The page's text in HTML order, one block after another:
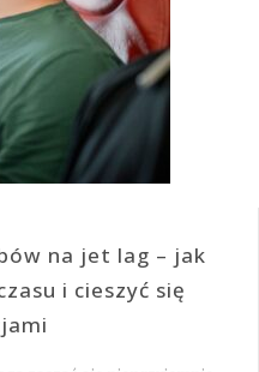
na jet lag – jak
i cieszyć się